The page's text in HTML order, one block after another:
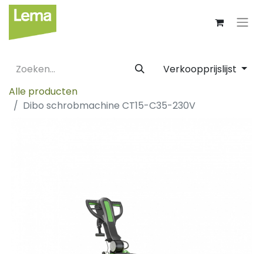
Verkoopprijslijst
Alle producten
Dibo schrobmachine CT15-C35-230V